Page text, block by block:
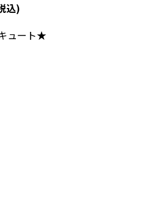
込)
ュート★